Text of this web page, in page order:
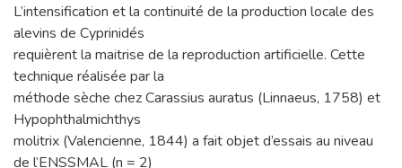
L’intensification et la continuité de la production locale des
alevins de Cyprinidés
requièrent la maitrise de la reproduction artificielle. Cette
technique réalisée par la
méthode sèche chez Carassius auratus (Linnaeus, 1758) et
Hypophthalmichthys
molitrix (Valencienne, 1844) a fait objet d’essais au niveau
de l’ENSSMAL (n = 2)